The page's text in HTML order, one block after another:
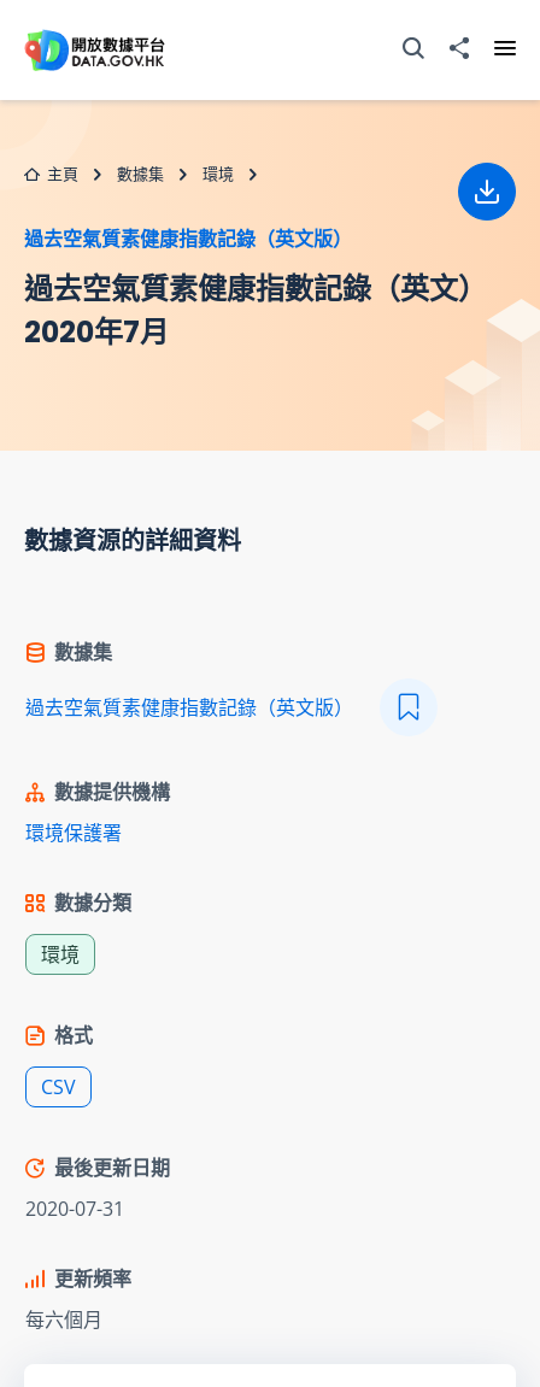
打開搜尋器分享至
主頁 數據集 環境
過去空氣質素健康指數記錄（英文版）
過去空氣質素健康指數記錄（英文）
2020年7月
下載
數據資源的詳細資料
數據集
過去空氣質素健康指數記錄（英文版）
數據提供機構
環境保護署
數據分類
環境
格式
CSV
最後更新日期
2020-07-31
更新頻率
每六個月